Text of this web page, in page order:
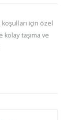
koşulları için özel
taşıma ve